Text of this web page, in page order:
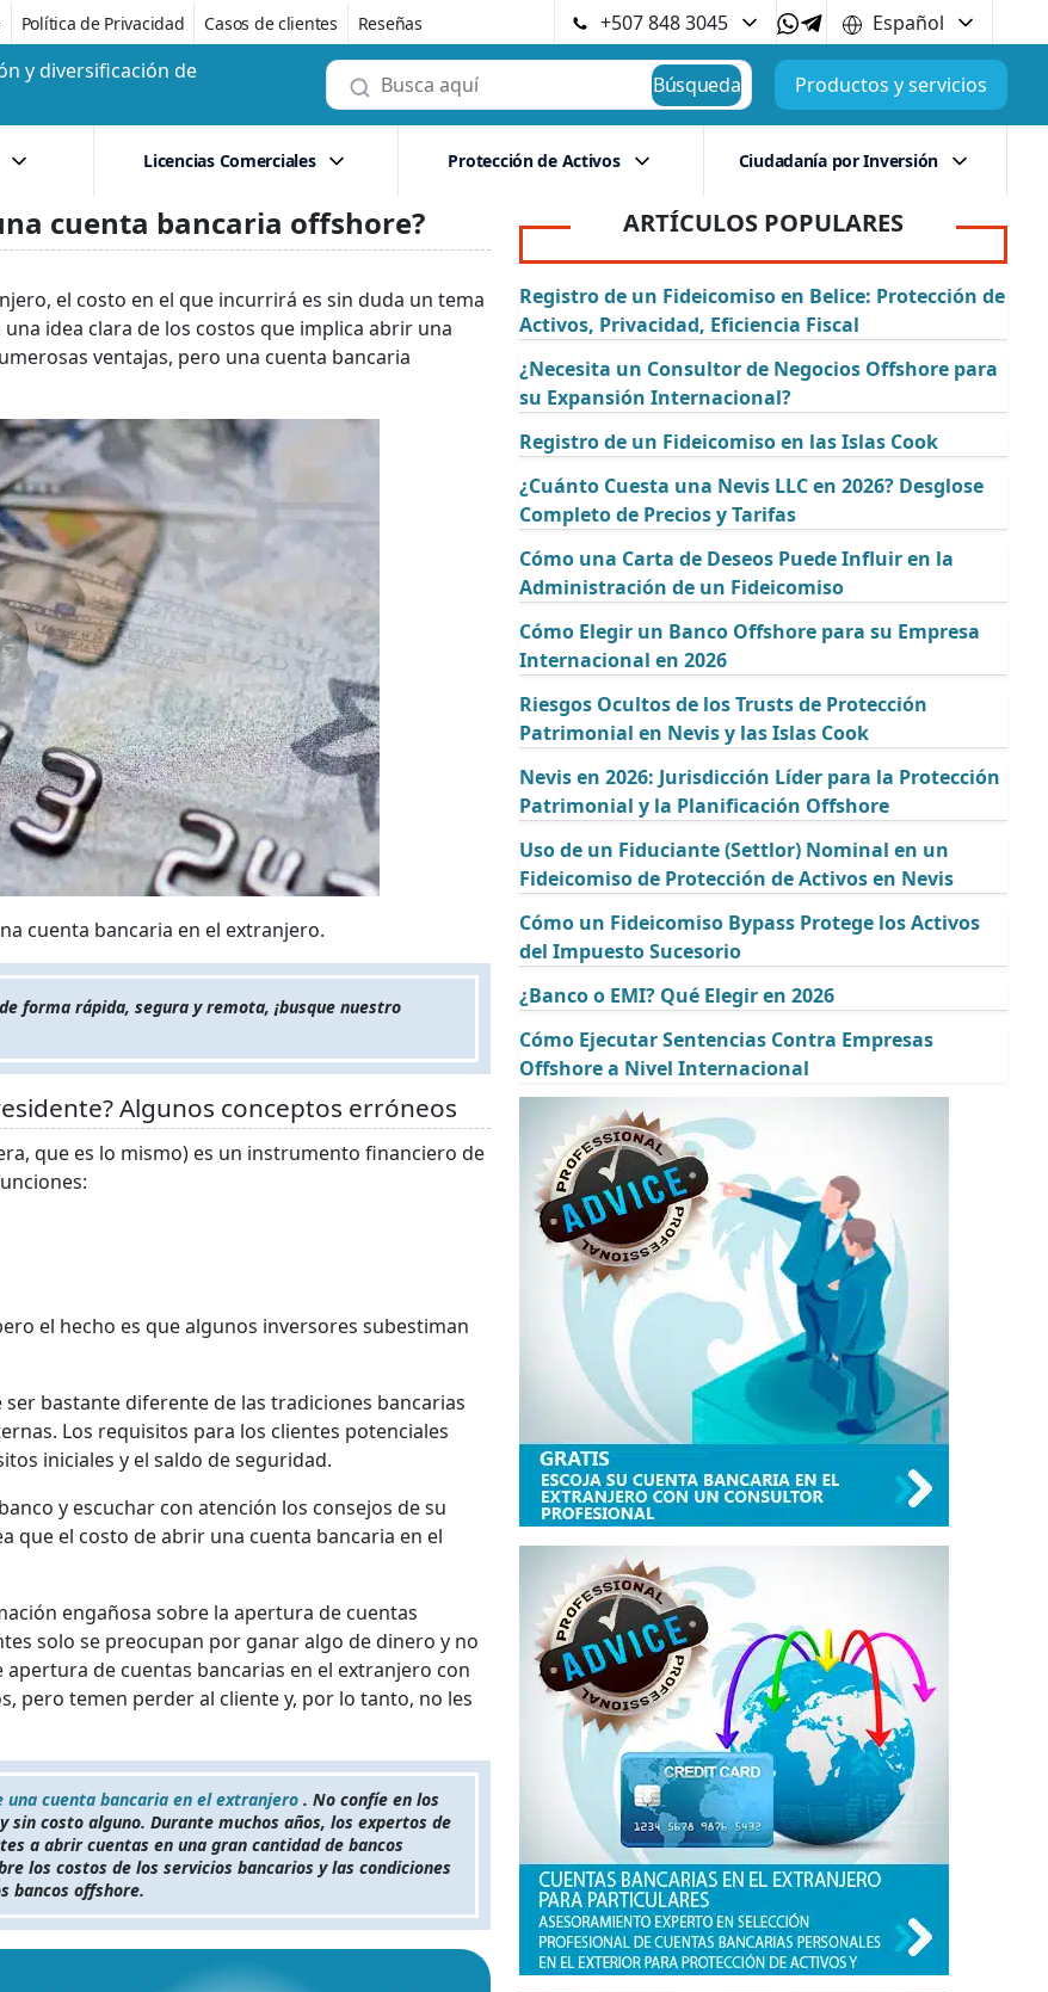
Política de Privacidad Casos de clientes Reseñas +507 848 3045
Español
y diversificación de
Búsqueda Productos y servicios
Licencias Comerciales Protección de Activos Ciudadanía por Inversión
cuenta bancaria offshore?
el costo en el que incurrirá es sin duda un tema
idea clara de los costos que implica abrir una
ventajas, pero una cuenta bancaria
cuenta bancaria en el extranjero.
forma rápida, segura y remota, ¡busque nuestro
Algunos conceptos erróneos
que es lo mismo) es un instrumento financiero de
el hecho es que algunos inversores subestiman
bastante diferente de las tradiciones bancarias
Los requisitos para los clientes potenciales
iniciales y el saldo de seguridad.
y escuchar con atención los consejos de su
que el costo de abrir una cuenta bancaria en el
engañosa sobre la apertura de cuentas
solo se preocupan por ganar algo de dinero y no
de cuentas bancarias en el extranjero con
pero temen perder al cliente y, por lo tanto, no les
una cuenta bancaria en el extranjero . No confíe en los
sin costo alguno. Durante muchos años, los expertos de
a abrir cuentas en una gran cantidad de bancos
los costos de los servicios bancarios y las condiciones
bancos offshore.
ARTÍCULOS POPULARES
Registro de un Fideicomiso en Belice: Protección de
Activos, Privacidad, Eficiencia Fiscal
¿Necesita un Consultor de Negocios Offshore para
su Expansión Internacional?
Registro de un Fideicomiso en las Islas Cook
¿Cuánto Cuesta una Nevis LLC en 2026? Desglose
Completo de Precios y Tarifas
Cómo una Carta de Deseos Puede Influir en la
Administración de un Fideicomiso
Cómo Elegir un Banco Offshore para su Empresa
Internacional en 2026
Riesgos Ocultos de los Trusts de Protección
Patrimonial en Nevis y las Islas Cook
Nevis en 2026: Jurisdicción Líder para la Protección
Patrimonial y la Planificación Offshore
Uso de un Fiduciante (Settlor) Nominal en un
Fideicomiso de Protección de Activos en Nevis
Cómo un Fideicomiso Bypass Protege los Activos
del Impuesto Sucesorio
¿Banco o EMI? Qué Elegir en 2026
Cómo Ejecutar Sentencias Contra Empresas
Offshore a Nivel Internacional